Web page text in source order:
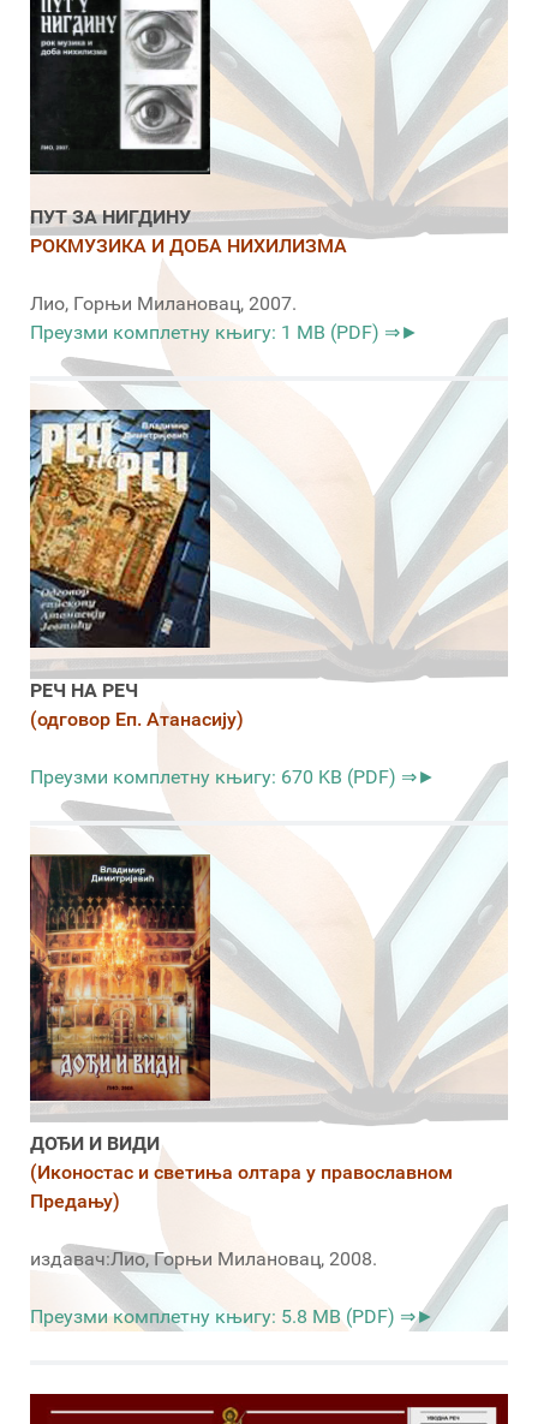
ПУТ ЗА НИГДИНУ
РОКМУЗИКА И ДОБА НИХИЛИЗМА
Лио, Горњи Милановац, 2007.
Преузми комплетну књигу: 1 MB (PDF) ⇒►
РЕЧ НА РЕЧ
(одговор Еп. Атанасију)
Преузми комплетну књигу: 670 KB (PDF) ⇒►
ДОЂИ И ВИДИ
(Иконостас и светиња олтара у православном
Предању)
издавач:Лио, Горњи Милановац, 2008.
Преузми комплетну књигу: 5.8 MB (PDF) ⇒►